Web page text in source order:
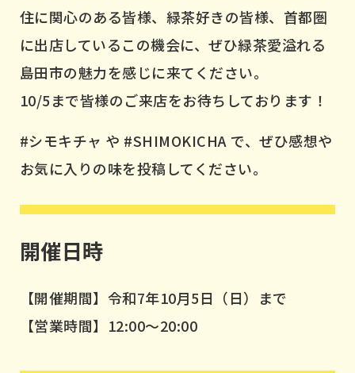
住に関心のある皆様、緑茶好きの皆様、首都圏
に出店しているこの機会に、ぜひ緑茶愛溢れる
島田市の魅力を感じに来てください。
10/5まで皆様のご来店をお待ちしております！
#シモキチャ や #SHIMOKICHA で、ぜひ感想や
お気に入りの味を投稿してください。
開催日時
【開催期間】 令和7年10月5日（日）
まで
【営業時間】12:00〜20:00